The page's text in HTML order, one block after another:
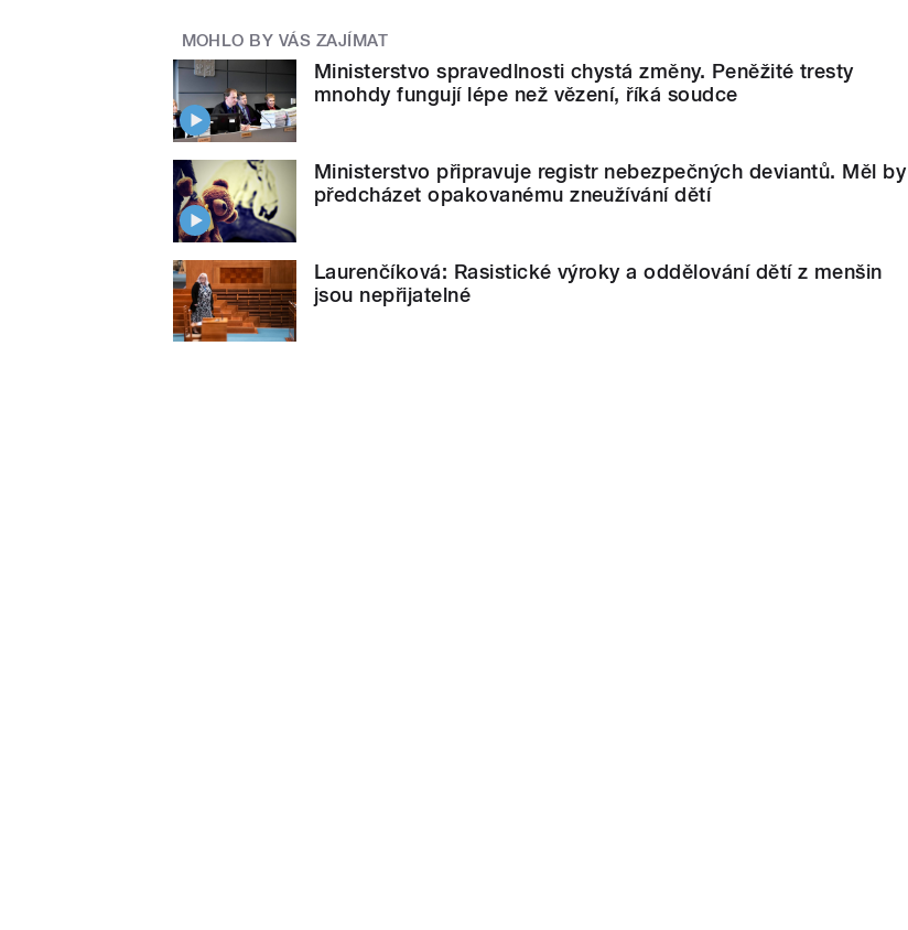
MOHLO BY VÁS ZAJÍMAT
Ministerstvo spravedlnosti chystá změny. Peněžité tresty
mnohdy fungují lépe než vězení, říká soudce
Ministerstvo připravuje registr nebezpečných deviantů. Měl by
předcházet opakovanému zneužívání dětí
Laurenčíková: Rasistické výroky a oddělování dětí z menšin
jsou nepřijatelné